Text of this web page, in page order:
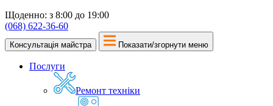
Щоденно: з 8:00 до 19:00
(068) 622-36-60
Консультація майстра Показати/згорнути меню
Послуги
Ремонт техніки